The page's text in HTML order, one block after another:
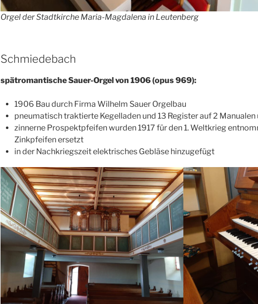
Orgel der Stadtkirche Maria-Magdalena in Leutenberg
Schmiedebach
spätromantische Sauer-Orgel von 1906 (opus 969):
1906 Bau durch Firma Wilhelm Sauer Orgelbau
pneumatisch traktierte Kegelladen und 13 Register auf 2 Manualen
zinnerne Prospektpfeifen wurden 1917 für den 1. Weltkrieg
Zinkpfeifen ersetzt
in der Nachkriegszeit elektrisches Gebläse hinzugefügt